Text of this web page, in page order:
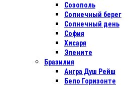
Созополь
Солнечный берег
Солнечный день
София
Хисаря
Элените
Бразилия
Ангра Душ Рейш
Бело Горизонте